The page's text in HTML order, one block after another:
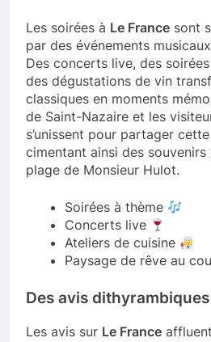
Les soirées à Le France sont
par des événements
Des concerts live, des
des dégustations de vin
classiques en moments
de Saint-Nazaire et les
s’unissent pour partager
cimentant ainsi des souvenirs
plage de Monsieur Hulot.
Soirées à thème
Concerts live
Ateliers de cuisine
Paysage de rêve au
Des avis dithyrambiques
Les avis sur Le France